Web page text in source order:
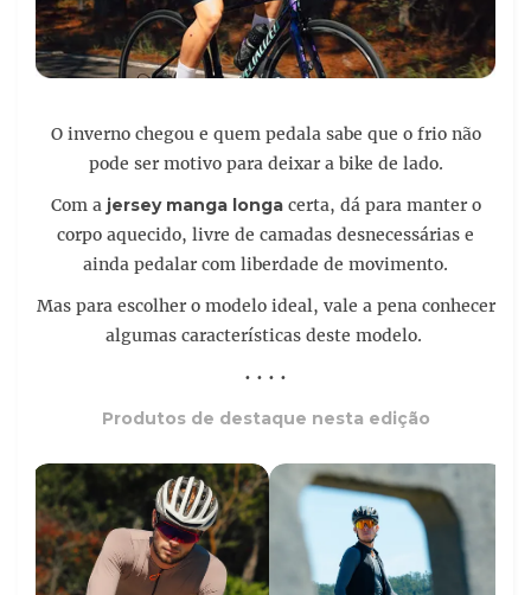
O inverno chegou e quem pedala sabe que o frio não
pode ser motivo para deixar a bike de lado.
Com a jersey manga longacerta, dá para manter o
corpo aquecido, livre de camadas desnecessárias e
ainda pedalar com liberdade de movimento.
Mas para escolher o modelo ideal, vale a pena conhecer
algumas características deste modelo.
• • • •
Produtos de destaque nesta edição